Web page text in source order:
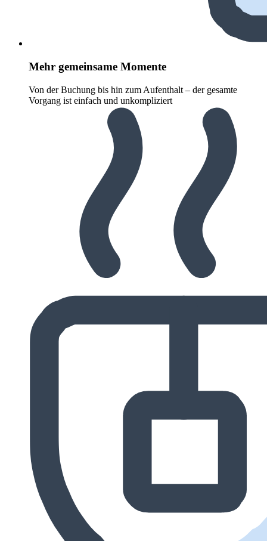
Mehr gemeinsame Momente
Von der Buchung bis hin zum Aufenthalt – der gesamte
Vorgang ist einfach und unkompliziert